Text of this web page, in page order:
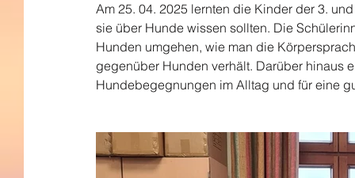
Am 25. 04. 2025 lernten die Kinder der 3.
sie über Hunde wissen sollten. Die
Hunden umgehen, wie man die
gegenüber Hunden verhält. Darüber hinaus
Hundebegegnungen im Alltag und für eine